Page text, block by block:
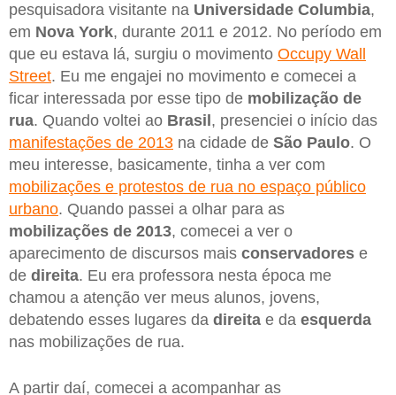
pesquisadora visitante na Universidade Columbia,
em Nova York, durante 2011 e 2012. No período em
que eu estava lá, surgiu o movimento Occupy Wall
Street. Eu me engajei no movimento e comecei a
ficar interessada por esse tipo de mobilização de
rua. Quando voltei ao Brasil , presenciei o início das
manifestações de 2013 na cidade de São Paulo. O
meu interesse, basicamente, tinha a ver com
mobilizações e protestos de rua no espaço público
urbano. Quando passei a olhar para as
mobilizações de 2013, comecei a ver o
aparecimento de discursos mais conservadores e
de direita. Eu era professora nesta época me
chamou a atenção ver meus alunos, jovens,
debatendo esses lugares da direita e da esquerda
nas mobilizações de rua.
A partir daí, comecei a acompanhar as